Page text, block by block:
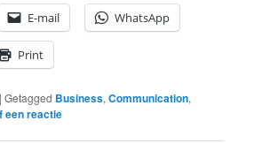
E-mail WhatsApp
Print
|Getagged Business,Communication,
een reactie